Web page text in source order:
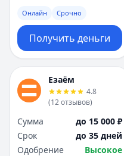
Онлайн Срочно
Получить деньги
Езаём
4.8
(12отзывов)
Сумма
до 15 000 ₽
Срок
до 35 дней
Одобрение
Высокое